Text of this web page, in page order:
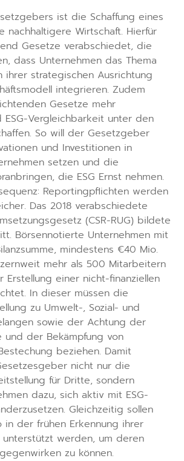
ist die Schaffung eines
nachhaltigere Wirtschaft. Hierfür
Gesetze verabschiedet, die
dass Unternehmen das Thema
ihrer strategischen Ausrichtung
integrieren. Zudem
Gesetze mehr
ESG-Vergleichbarkeit unter den
So will der Gesetzgeber
und Investitionen in
setzen und die
die ESG Ernst nehmen.
Reportingpflichten werden
Das 2018 verabschiedete
(CSR-RUG) bildete
Börsennotierte Unternehmen mit
mindestens €40 Mio.
mehr als 500 Mitarbeitern
Erstellung einer nicht-finanziellen
In dieser müssen die
zu Umwelt-, Sozial- und
sowie der Achtung der
und der Bekämpfung von
beziehen. Damit
nicht nur die
für Dritte, sondern
dazu, sich aktiv mit ESG-
Gleichzeitig sollen
in der frühen Erkennung ihrer
unterstützt werden, um deren
zu können.